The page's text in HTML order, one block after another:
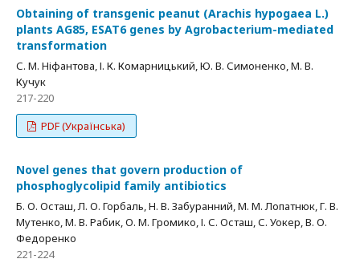
Obtaining of transgenic peanut (Arachis hypogaea L.)
plants AG85, ESAT6 genes by Agrobacterium-mediated
transformation
С. М. Ніфантова, І. К. Комарницький, Ю. В. Симоненко, М. В.
Кучук
217-220
PDF (Українська)
Novel genes that govern production of
phosphoglycolipid family antibiotics
Б. О. Осташ, Л. О. Горбаль, Н. В. Забуранний, М. М. Лопатнюк, Г. В.
Мутенко, М. В. Рабик, О. М. Громико, І. С. Осташ, С. Уокер, В. О.
Федоренко
221-224